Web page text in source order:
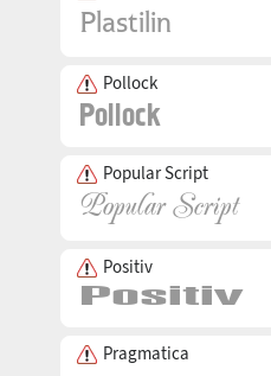
Pollock
Popular Script
Positiv
Pragmatica